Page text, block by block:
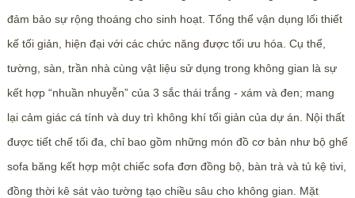
đảm bảo sự rộng thoáng cho sinh hoạt. Tổng thể vận dụng lối thiết
kế tối giản, hiện đại với các chức năng được tối ưu hóa. Cụ thể,
tường, sàn, trần nhà cùng vật liệu sử dụng trong không gian là sự
kết hợp “nhuần nhuyễn” của 3 sắc thái trắng - xám và đen; mang
lại cảm giác cá tính và duy trì không khí tối giản của dự án. Nội thất
được tiết chế tối đa, chỉ bao gồm những món đồ cơ bản như bộ ghế
sofa băng kết hợp một chiếc sofa đơn đồng bộ, bàn trà và tủ kệ tivi,
đồng thời kê sát vào tường tạo chiều sâu cho không gian. Mặt